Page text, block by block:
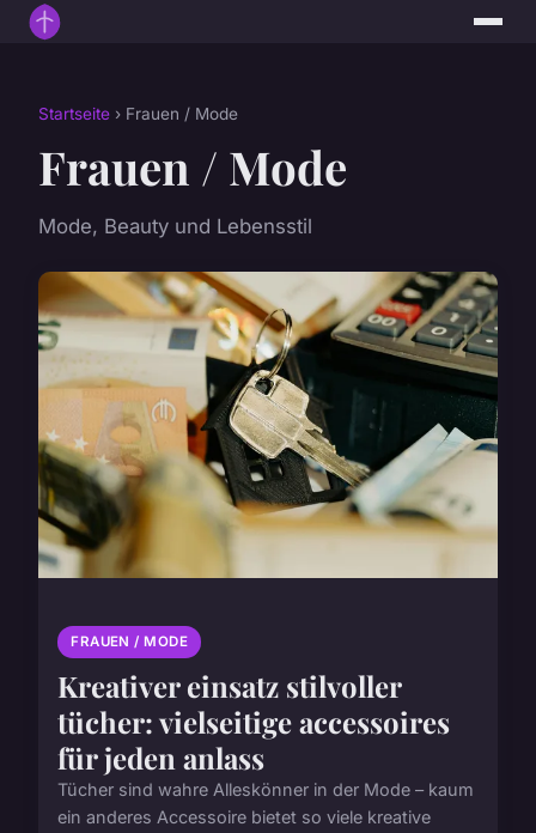
Startseite › Frauen / Mode
Frauen / Mode
Mode, Beauty und Lebensstil
FRAUEN / MODE
Kreativer einsatz stilvoller
tücher: vielseitige accessoires
für jeden anlass
Tücher sind wahre Alleskönner in der Mode – kaum
ein anderes Accessoire bietet so viele kreative